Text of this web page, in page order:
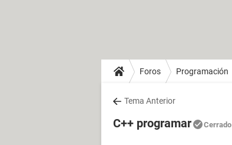
Foros Programación
Tema Anterior
C++ programar Cerrado